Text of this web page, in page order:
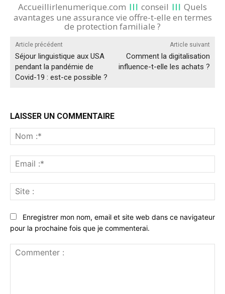
Accueillirlenumerique.com conseil
Quels
avantages une assurance vie offre-t-elle en termes
de protection familiale ?
Article précédent
Séjour linguistique aux USA
pendant la pandémie de
Covid-19 : est-ce possible ?
Article suivant
Comment la digitalisation
influence-t-elle les achats ?
LAISSER UN COMMENTAIRE
:*
:*
:
Enregistrer mon nom, email et site web dans ce navigateur
pour la prochaine fois que je commenterai.